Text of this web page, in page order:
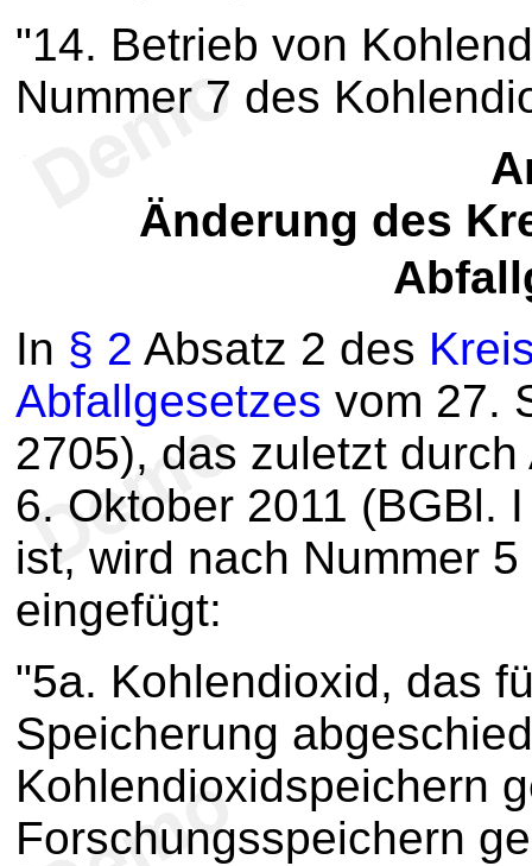
"14. Betrieb von
Nummer 7 des
Änderung des
In § 2 Absatz 2 des
Abfallgesetzes vom 27.
2705), das zuletzt
6. Oktober 2011 (BGBl.
ist, wird nach Nummer
eingefügt:
"5a. Kohlendioxid, das
Speicherung
Kohlendioxidspeichern
Forschungsspeichern